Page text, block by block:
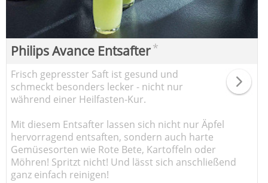
Philips Avance Entsafter*
Frisch gepresster Saft ist gesund und
schmeckt besonders lecker - nicht nur
während einer Heilfasten-Kur.
Mit diesem Entsafter lassen sich nicht nur Äpfel
hervorragend entsaften, sondern auch harte
Gemüsesorten wie Rote Bete, Kartoffeln oder
Möhren! Spritzt nicht! Und lässt sich anschließend
ganz einfach reinigen!